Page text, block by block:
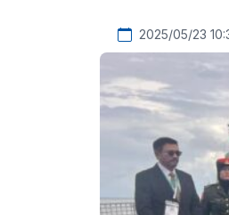
2025/05/23